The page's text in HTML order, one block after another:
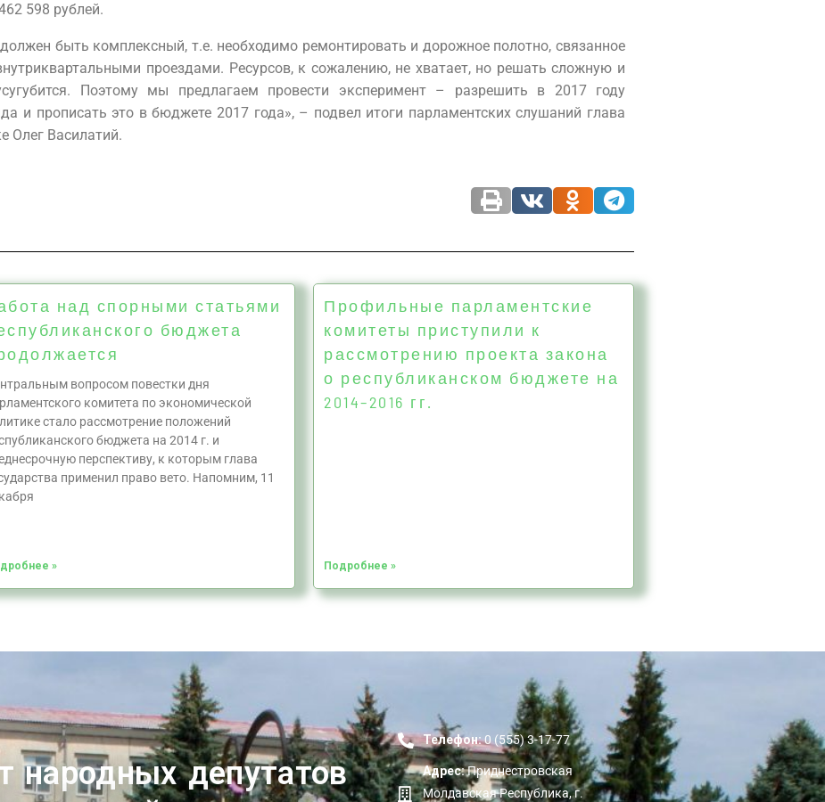
598 рублей.
быть комплексный, т.е. необходимо ремонтировать и дорожное полотно, связанное
проездами. Ресурсов, к сожалению, не хватает, но решать сложную и
Поэтому мы предлагаем провести эксперимент – разрешить в 2017 году
и прописать это в бюджете 2017 года», – подвел итоги парламентских слушаний глава
Олег Василатий.
над спорными статьями
бюджета
вопросом повестки дня
комитета по экономической
стало рассмотрение положений
бюджета на 2014 г. и
перспективу, к которым глава
применил право вето. Напомним, 11
»
Профильные парламентские
комитеты приступили к
рассмотрению проекта закона
о республиканском бюджете на
2014–2016 гг.
Подробнее »
народных депутатов
Телефон:0 (555) 3-17-77
Адрес:Приднестровская
Молдавская Республика, г.